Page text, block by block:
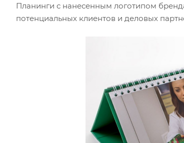
Планинги с нанесенным логотипом
потенциальных клиентов и деловых